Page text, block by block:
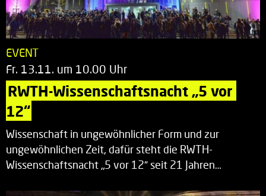
EVENT
Fr. 13.11. um 10.00 Uhr
RWTH-Wissenschaftsnacht „5 vor
12“
Wissenschaft in ungewöhnlicher Form und zur
ungewöhnlichen Zeit, dafür steht die RWTH-
Wissenschaftsnacht „5 vor 12“ seit 21 Jahren…